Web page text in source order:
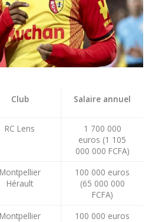
Club Salaire annuel
RC Lens
1 700 000
euros (1 105
000 000 FCFA)
Montpellier
Hérault
100 000 euros
(65 000 000
FCFA)
Montpellier
100 000 euros